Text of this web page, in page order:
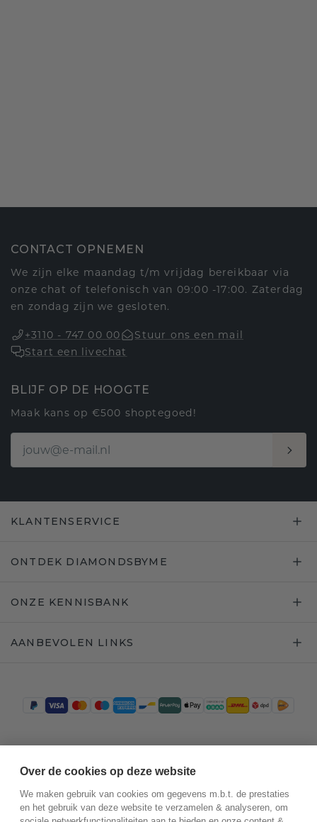
CONTACT OPNEMEN
We zijn elke maandag t/m vrijdag bereikbaar via
onze chat of telefonisch van 09:00 -17:00. Zaterdag
en zondag zijn we gesloten.
+3110 - 747 00 00
Stuur ons een mail
Start een livechat
BLIJF OP DE HOOGTE
Maak kans op €500 shoptegoed!
KLANTENSERVICE
ONTDEK DIAMONDSBYME
ONZE KENNISBANK
AANBEVOLEN LINKS
Over de cookies op deze website
We maken gebruik van cookies om gegevens m.b.t. de prestaties
en het gebruik van deze website te verzamelen & analyseren, om